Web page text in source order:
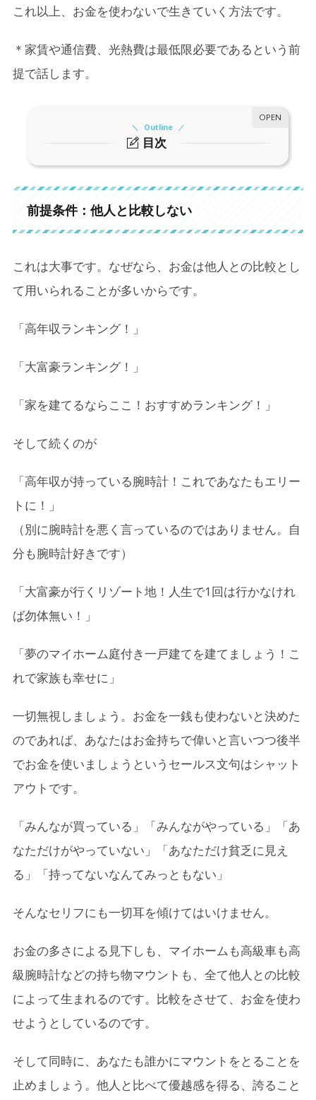
これ以上、お金を使わないで生きていく方法です。
＊家賃や通信費、光熱費は最低限必要であるという前
提で話します。
目次
Outline
2. 自給自足をする
3. 無料モニターで大活躍する
7. 投資をする
8. そもそも、お金って本当に必要？と考えてみる
8-3. ３）お金に縛られないマインドセットの持ち方
9. 最後に
前提条件：他人と比較しない
これは大事です。なぜなら、お金は他人との比較とし
て用いられることが多いからです。
「高年収ランキング！」
「大富豪ランキング！」
「家を建てるならここ！おすすめランキング！」
そして続くのが
「高年収が持っている腕時計！これであなたもエリー
トに！」
（別に腕時計を悪く言っているのではありません。自
分も腕時計好きです）
「大富豪が行くリゾート地！人生で1回は行かなけれ
ば勿体無い！」
「夢のマイホーム庭付き一戸建てを建てましょう！こ
れで家族も幸せに」
一切無視しましょう。お金を一銭も使わないと決めた
のであれば、あなたはお金持ちで偉いと言いつつ後半
でお金を使いましょうというセールス文句はシャット
アウトです。
「みんなが買っている」「みんながやっている」「あ
なただけがやっていない」「あなただけ貧乏に見え
る」「持ってないなんてみっともない」
そんなセリフにも一切耳を傾けてはいけません。
お金の多さによる見下しも、マイホームも高級車も高
級腕時計などの持ち物マウントも、全て他人との比較
によって生まれるのです。比較をさせて、お金を使わ
せようとしているのです。
そして同時に、あなたも誰かにマウントをとることを
止めましょう。他人と比べて優越感を得る、誇ること